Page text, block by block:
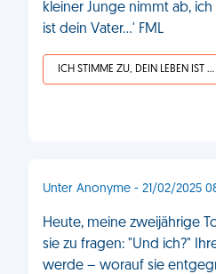
kleiner Junge nimmt ab,
ist dein Vater...' FML
ICH STIMME ZU, DEIN LEBEN IST SCHEISSE
Unter Anonyme - 21/02/2025
Heute, meine zweijährige
sie zu fragen: "Und ich?"
werde – worauf sie